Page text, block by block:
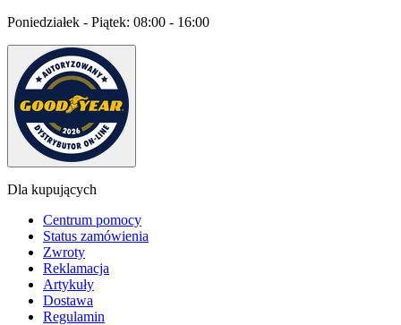
Poniedziałek - Piątek: 08:00 - 16:00
Dla kupujących
Centrum pomocy
Status zamówienia
Zwroty
Reklamacja
Artykuły
Dostawa
Regulamin